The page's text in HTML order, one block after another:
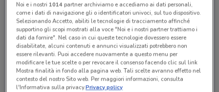
Noi e i nostri 1014partner archiviamo e accediamo ai dati personali,
come i dati di navigazione gli o identificatori univoci, sul tuo dispositivo.
Selezionando Accetto, abiliti le tecnologie di tracciamento affinché
supportino gli scopi mostrati alla voce "Noi e i nostri partner trattiamo i
dati da fornire". Nel caso in cui queste tecnologie dovessero essere
disabilitate, alcuni contenuti e annunci visualizzati potrebbero non
essere rilevanti. Puoi accedere nuovamente a questo menu per
modificare le tue scelte o per revocare il consenso facendo clic sul link
Mostra finalità in fondo alla pagina web. Tali scelte avranno effetto nel
contesto del nostro Sito web. Per maggiori informazioni, consulta
l'Informativa sulla privacy.Privacy policy